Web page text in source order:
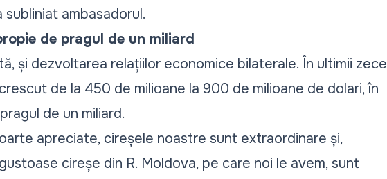
subliniat ambasadorul.
de pragul de un miliard
și dezvoltarea relațiilor economice bilaterale. În ultimii zece
de la 450 de milioane la 900 de milioane de dolari, în
de un miliard.
apreciate, cireșele noastre sunt extraordinare și,
cireșe din R. Moldova, pe care noi le avem, sunt